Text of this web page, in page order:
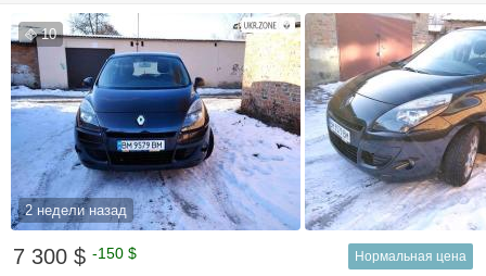
10
2 недели назад
7 300 $ -150 $ Нормальная цена